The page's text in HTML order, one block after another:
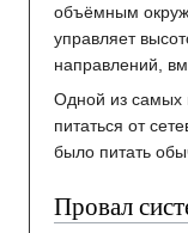
объёмным
управляет
направлений,
Одной из самых
питаться от
было питать
Провал